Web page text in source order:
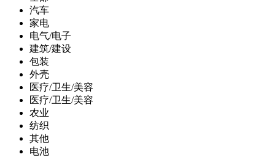
汽车
家电
电气/电子
建筑/建设
包装
外壳
医疗/卫生/美容
医疗/卫生/美容
农业
纺织
其他
电池